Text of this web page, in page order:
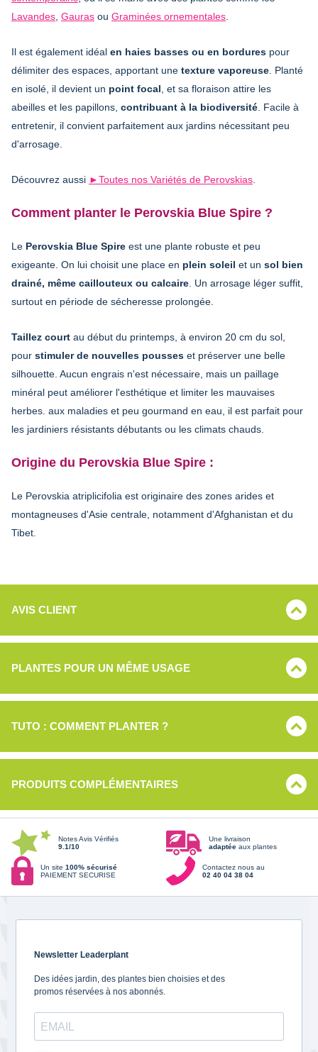
Lavandes Gauras ou Graminées ornementales
Il est également idéal en haies basses ou en bordures pour
délimiter des espaces, apportant une texture vaporeuse . Planté
en isolé, il devient un point focal , et sa floraison attire les
abeilles et les papillons, contribuant à la biodiversité . Facile à
entretenir, il convient parfaitement aux jardins nécessitant peu
d'arrosage.
Découvrez aussi ►Toutes nos Variétés de Perovskias
Comment planter le Perovskia Blue Spire ?
Le Perovskia Blue Spire est une plante robuste et peu
exigeante. On lui choisit une place en plein soleil et un sol bien
drainé, même caillouteux ou calcaire . Un arrosage léger suffit,
surtout en période de sécheresse prolongée.
Taillez court au début du printemps, à environ 20 cm du sol,
pour stimuler de nouvelles pousses et préserver une belle
silhouette. Aucun engrais n'est nécessaire, mais un paillage
minéral peut améliorer l'esthétique et limiter les mauvaises
herbes. aux maladies et peu gourmand en eau, il est parfait pour
les jardiniers résistants débutants ou les climats chauds.
Origine du Perovskia Blue Spire :
Le Perovskia atriplicifolia est originaire des zones arides et
montagneuses d'Asie centrale, notamment d'Afghanistan et du
Tibet.
AVIS CLIENT
PLANTES POUR UN MÊME USAGE
TUTO : COMMENT PLANTER ?
PRODUITS COMPLÉMENTAIRES
Notes Avis Vérifiés
9.1/10
Une livraison
adaptée aux plantes
Un site 100% sécurisé
PAIEMENT SECURISE
Contactez nous au
02 40 04 38 04
Newsletter Leaderplant
Des idées jardin, des plantes bien choisies et des
promos réservées à nos abonnés.